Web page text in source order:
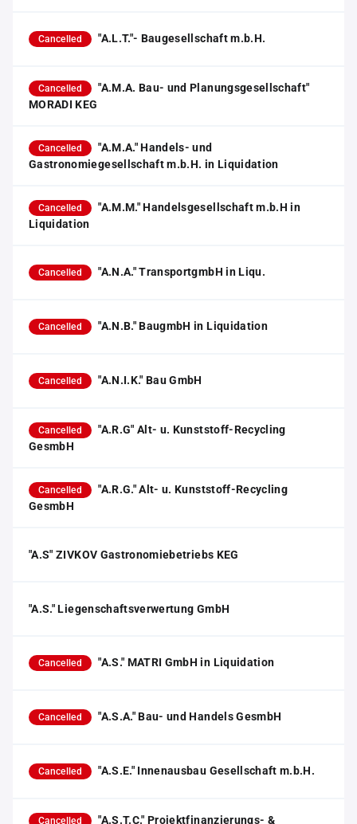
Cancelled "A.L.T."- Baugesellschaft m.b.H.
Cancelled
"A.M.A. Bau- und Planungsgesellschaft"
MORADI KEG
Cancelled
"A.M.A." Handels- und
Gastronomiegesellschaft m.b.H. in Liquidation
Cancelled
"A.M.M." Handelsgesellschaft m.b.H in
Liquidation
Cancelled "A.N.A." TransportgmbH in Liqu.
Cancelled "A.N.B." BaugmbH in Liquidation
Cancelled "A.N.I.K." Bau GmbH
Cancelled
"A.R.G" Alt- u. Kunststoff-Recycling
GesmbH
Cancelled
"A.R.G." Alt- u. Kunststoff-Recycling
GesmbH
"A.S" ZIVKOV Gastronomiebetriebs KEG
"A.S." Liegenschaftsverwertung GmbH
Cancelled "A.S." MATRI GmbH in Liquidation
Cancelled "A.S.A." Bau- und Handels GesmbH
Cancelled "A.S.E." Innenausbau Gesellschaft m.b.H.
Cancelled "A.S.T.C." Projektfinanzierungs- &